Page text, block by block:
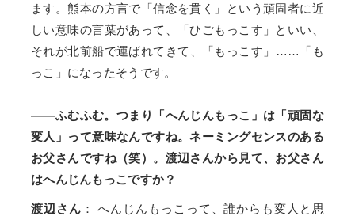
ます。熊本の方言で「信念を貫く」という頑固者に近
しい意味の言葉があって、「ひごもっこす」といい、
それが北前船で運ばれてきて、「もっこす」……「も
っこ」になったそうです。
――ふむふむ。つまり「へんじんもっこ」は「頑固な
変人」って意味なんですね。ネーミングセンスのある
お父さんですね（笑）。渡辺さんから見て、お父さん
はへんじんもっこですか？
渡辺さん ： へんじんもっこって、誰からも変人と思